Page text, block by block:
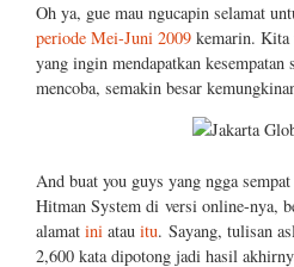
Oh ya, gue mau ngucapin selamat
periode Mei-Juni 2009 kemarin. Kita
yang ingin mendapatkan
mencoba, semakin besar
And buat you guys yang ngga
Hitman System di versi online-nya,
alamat ini atau itu. Sayang, tulisan
2,600 kata dipotong jadi hasil